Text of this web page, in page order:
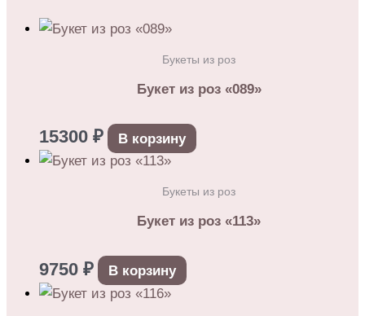
Букеты из роз
Букет из роз «089»
15300 ₽ В корзину
Букеты из роз
Букет из роз «113»
9750 ₽ В корзину